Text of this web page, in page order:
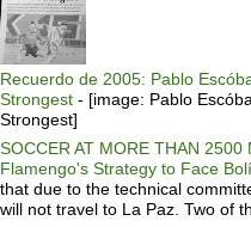
Recuerdo de 2005: Pablo
Strongest - [image: Pablo
Strongest]
SOCCER AT MORE THAN 2500
Flamengo's Strategy to Face
that due to the technical
will not travel to La Paz. Two of